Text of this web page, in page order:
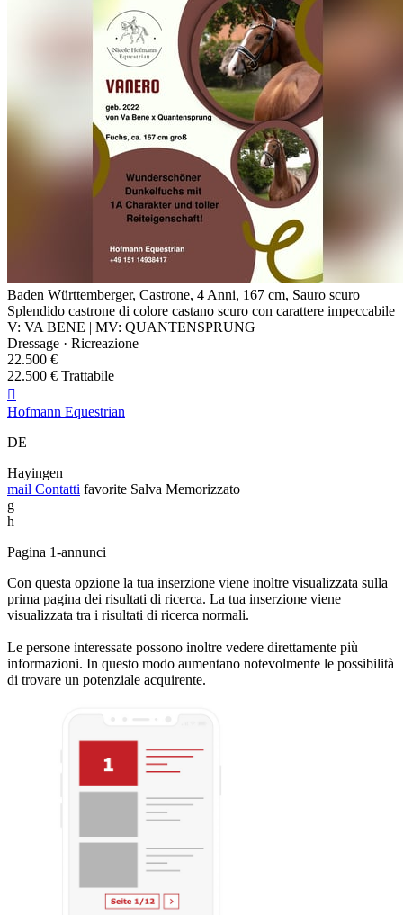
Baden Württemberger, Castrone, 4 Anni, 167 cm, Sauro scuro
Splendido castrone di colore castano scuro con carattere impeccabile
V: VA BENE | MV: QUANTENSPRUNG
Dressage · Ricreazione
22.500 €
22.500 € Trattabile

Hofmann Equestrian
DE
Hayingen
mail Contatti favorite Salva Memorizzato
g
h
Pagina 1-annunci
Con questa opzione la tua inserzione viene inoltre visualizzata sulla
prima pagina dei risultati di ricerca. La tua inserzione viene
visualizzata tra i risultati di ricerca normali.
Le persone interessate possono inoltre vedere direttamente più
informazioni. In questo modo aumentano notevolmente le possibilità
di trovare un potenziale acquirente.